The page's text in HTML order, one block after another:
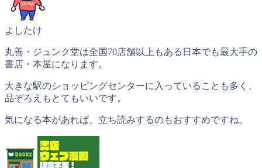
よしたけ
丸善・ジュンク堂は全国70店舗以上もある日本でも最大手の
書店・本屋になります。
大きな駅のショッピングセンターに入っていることも多く、
品ぞろえもとてもいいです。
気になる本があれば、立ち読みするのもおすすめですね。